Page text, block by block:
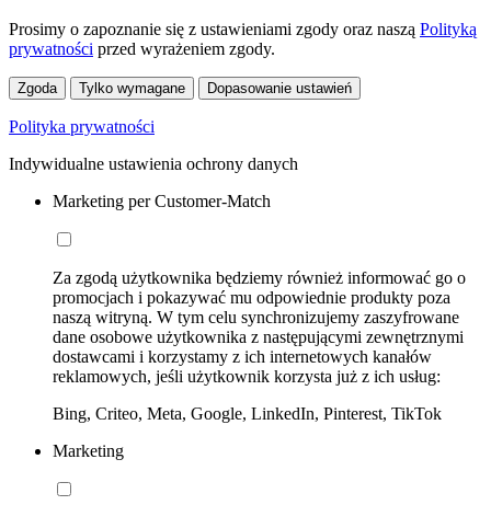
Prosimy o zapoznanie się z ustawieniami zgody oraz naszą Polityką
prywatności przed wyrażeniem zgody.
Zgoda Tylko wymagane Dopasowanie ustawień
Polityka prywatności
Indywidualne ustawienia ochrony danych
Marketing per Customer-Match
Za zgodą użytkownika będziemy również informować go o
promocjach i pokazywać mu odpowiednie produkty poza
naszą witryną. W tym celu synchronizujemy zaszyfrowane
dane osobowe użytkownika z następującymi zewnętrznymi
dostawcami i korzystamy z ich internetowych kanałów
reklamowych, jeśli użytkownik korzysta już z ich usług:
Bing, Criteo, Meta, Google, LinkedIn, Pinterest, TikTok
Marketing